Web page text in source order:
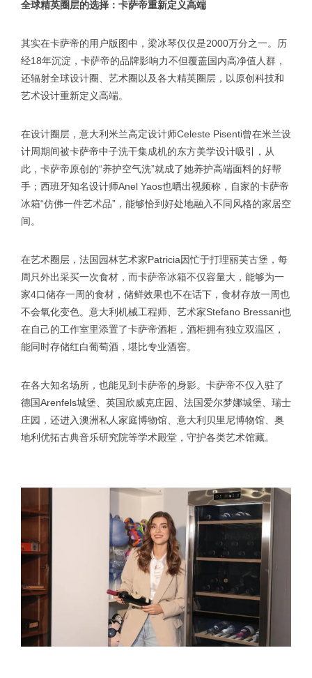
全球精英圈层的选择：卡萨帝重新定义高端
其实在卡萨帝的用户版图中，梁冰琴仅仅是2000万分之一。历
经18年沉淀，卡萨帝的品牌影响力不但覆盖国内高净值人群，
还辐射全球设计圈、艺术圈以及各大精英圈层，以原创科技和
艺术设计重新定义高端。
在设计圈层，意大利米兰高定设计师Celeste Pisenti曾在米兰设
计周期间被卡萨帝中子洗干集成机的东方美学设计吸引，从
此，卡萨帝原创的“养护空气洗”就成了她养护高端面料的好帮
手；西班牙知名设计师Anel Yaos也晒出视频称，自家的卡萨帝
冰箱“仿佛一件艺术品”，能够恰到好处地融入不同风格的家居空
间。
在艺术圈层，法国园林艺术家Patricia因忙于打理丽芙古堡，每
周只外出采买一次食材，而卡萨帝冰箱不仅容量大，能够为一
家4口储存一周的食材，储鲜效果也不在话下，食材存放一周也
不会氧化变色。意大利机械工程师、艺术家Stefano Bressani也
在自己的工作室里添置了卡萨帝酒柜，酒柜拥有独立双温区，
能同时存储红白葡萄酒，堪比专业酒窖。
在各大知名场所，也能见到卡萨帝的身影。卡萨帝不仅入驻了
德国Arenfels城堡、英国欣威克庄园、法国爱尔梦娜城堡、瑞士
庄园，还进入澳洲私人家庭博物馆、意大利贝里尼博物馆、奥
地利优拓古典音乐研究院等学术殿堂，守护各类艺术馆藏。